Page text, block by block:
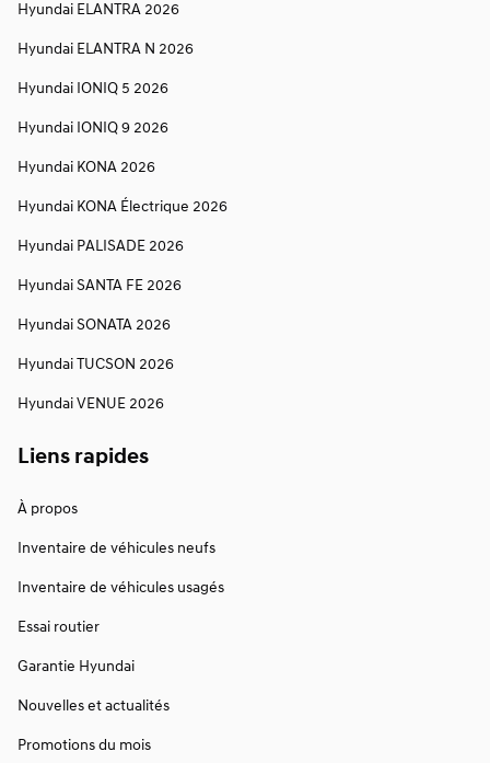
Hyundai ELANTRA 2026
Hyundai ELANTRA N 2026
Hyundai IONIQ 5 2026
Hyundai IONIQ 9 2026
Hyundai KONA 2026
Hyundai KONA Électrique 2026
Hyundai PALISADE 2026
Hyundai SANTA FE 2026
Hyundai SONATA 2026
Hyundai TUCSON 2026
Hyundai VENUE 2026
Liens rapides
À propos
Inventaire de véhicules neufs
Inventaire de véhicules usagés
Essai routier
Garantie Hyundai
Nouvelles et actualités
Promotions du mois